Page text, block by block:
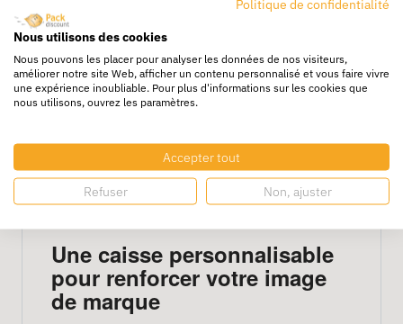
les frais d’expédition. C’est un emballage
économique parfaitement adapté aux
expéditions standards, au stockage ou aux
livraisons internes.
Sa structure carrée facilite l’empilement, le
rangement et l’emballage groupé. Elle
s’impose comme une caisse recyclable
indispensable dans les entrepôts, les ateliers
Une caisse personnalisable
pour renforcer votre image
de marque
Politique de confidentialité
Nous utilisons des cookies
Nous pouvons les placer pour analyser les données de nos visiteurs,
améliorer notre site Web, afficher un contenu personnalisé et vous faire vivre
une expérience inoubliable. Pour plus d'informations sur les cookies que
nous utilisons, ouvrez les paramètres.
Accepter tout
Refuser Non, ajuster